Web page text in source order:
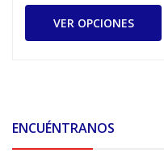
VER OPCIONES
ENCUÉNTRANOS